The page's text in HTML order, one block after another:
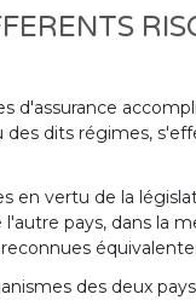
d'assurance
des dits régimes,
en vertu de la
pays, dans la
des deux